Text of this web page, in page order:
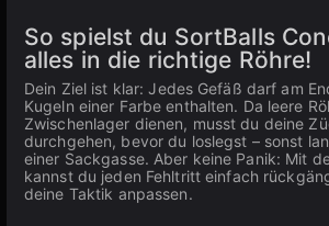
So spielst du SortBalls
alles in die richtige Röhre!
Dein Ziel ist klar: Jedes Gefäß darf am
Kugeln einer Farbe enthalten. Da leere
Zwischenlager dienen, musst du deine
durchgehen, bevor du loslegst – sonst
einer Sackgasse. Aber keine Panik: Mit
kannst du jeden Fehltritt einfach
deine Taktik anpassen.